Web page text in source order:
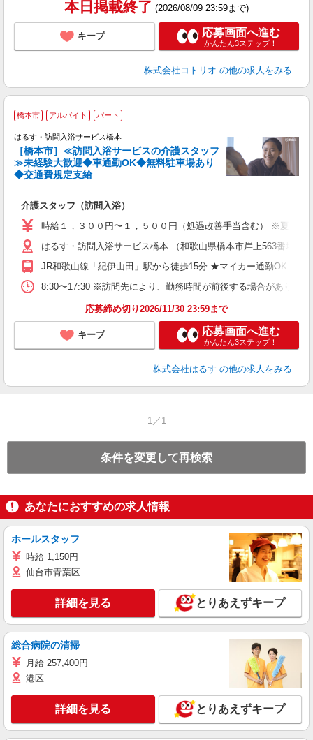
本日掲載終了 (2026/08/09 23:59まで)
キープ 応募画面へ進む
かんたん3ステップ！
株式会社コトリオ の他の求人をみる
橋本市 アルバイト パート
はるす・訪問入浴サービス橋本
［橋本市］≪訪問入浴サービスの介護スタッフ
≫未経験大歓迎◆車通勤OK◆無料駐車場あり
◆交通費規定支給
介護スタッフ（訪問入浴）
時給１，３００円〜１，５００円（処遇改善手当含む） ※夏季期
はるす・訪問入浴サービス橋本 （和歌山県橋本市岸上563番地の1
JR和歌山線「紀伊山田」駅から徒歩15分 ★マイカー通勤OK！無
8:30〜17:30 ※訪問先により、勤務時間が前後する場合がありま
応募締め切り2026/11/30 23:59まで
キープ 応募画面へ進む
かんたん3ステップ！
株式会社はるす の他の求人をみる
1／1
条件を変更して再検索
あなたにおすすめの求人情報
ホールスタッフ
時給 1,150円
仙台市青葉区
詳細を見る とりあえずキープ
総合病院の清掃
月給 257,400円
港区
詳細を見る とりあえずキープ